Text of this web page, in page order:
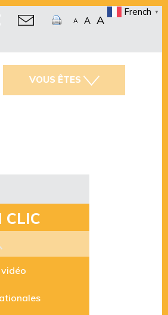
A A A
French ▼
VOUS ÊTES
CLIC